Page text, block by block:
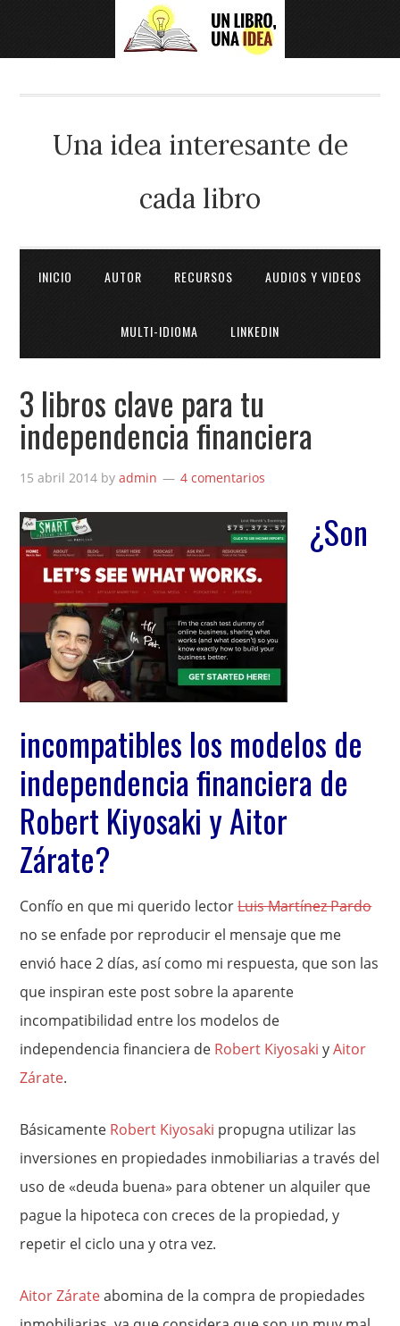
Una idea interesante de
cada libro
INICIO AUTOR RECURSOS AUDIOS Y VIDEOS
MULTI-IDIOMA LINKEDIN
3 libros clave para tu
independencia financiera
15 abril 2014 byadmin 4 comentarios
¿Son
incompatibles los modelos de
independencia financiera de
Robert Kiyosaki y Aitor
Zárate?
Confío en que mi querido lectorLuis Martínez Pardo
no se enfade por reproducir el mensaje que me
envió hace 2 días, así como mi respuesta, que son las
que inspiran este post sobre la aparente
incompatibilidad entre los modelos de
independencia financiera de Robert Kiyosaki yAitor
Zárate.
Básicamente Robert Kiyosaki propugna utilizar las
inversiones en propiedades inmobiliarias a través del
uso de «deuda buena» para obtener un alquiler que
pague la hipoteca con creces de la propiedad, y
repetir el ciclo una y otra vez.
Aitor Zárateabomina de la compra de propiedades